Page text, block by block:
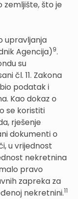
što je
upravljanja
Agencija)9.
su
čl. 11. Zakona
podatak i
Kao dokaz o
se koristiti
rješenje
dokumenti o
u vrijednost
nekretnina
pravo
zapreka za
nekretnini.11